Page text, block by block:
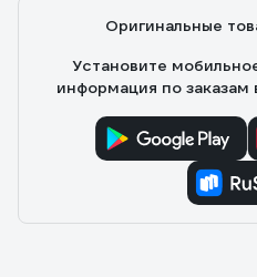
Оригинальные
Установите
информация по заказам